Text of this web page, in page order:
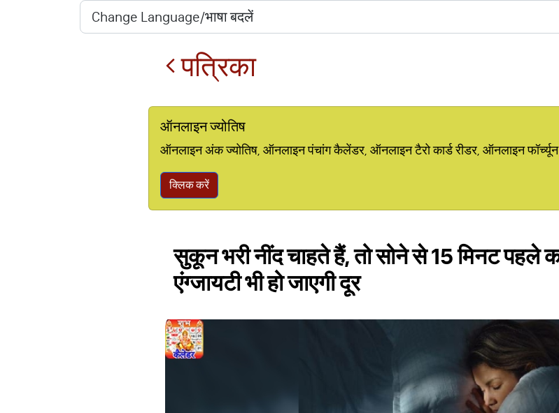
पत्रिका
ऑनलाइन ज्योतिष
ऑनलाइन अंक ज्योतिष, ऑनलाइन पंचांग कैलेंडर, ऑनलाइन टैरो कार्ड रीडर, ऑनलाइन
क्लिक करें
सुकून भरी नींद चाहते हैं, तो सोने से 15 मिनट
एंग्जायटी भी हो जाएगी दूर